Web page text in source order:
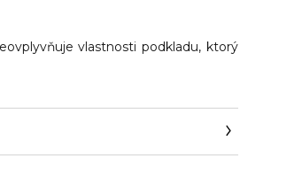
vlastnosti podkladu, ktorý